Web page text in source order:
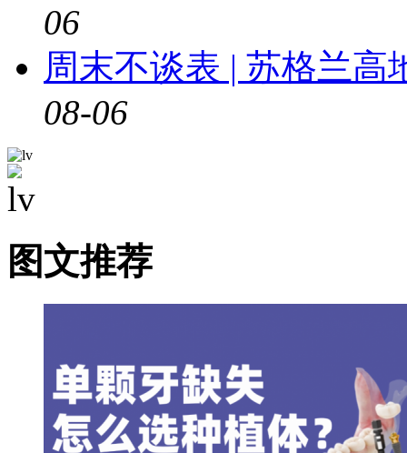
06
周末不谈表 | 苏格兰
08-06
图文推荐